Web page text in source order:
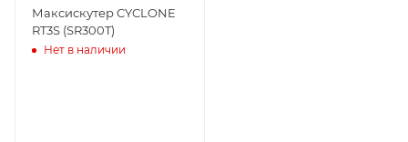
гарантийные обязательства на
приобретаемую технику подробно
изложены в Руководстве по
Максискутер CYCLONE
RT3S (SR300T)
Нет в наличии